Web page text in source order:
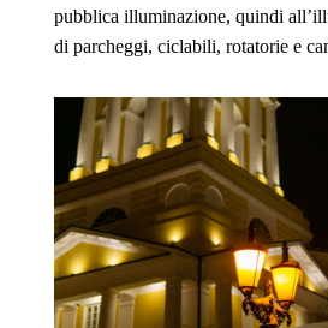
pubblica illuminazione, quindi
di parcheggi, ciclabili, rotatorie e